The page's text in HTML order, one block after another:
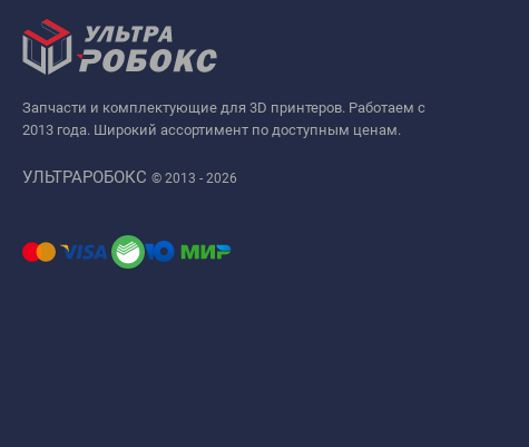
Запчасти и комплектующие для 3D принтеров. Работаем с
2013 года. Широкий ассортимент по доступным ценам.
УЛЬТРАРОБОКС © 2013 - 2026